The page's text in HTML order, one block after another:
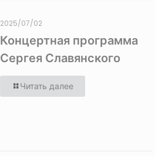
2025/07/02
Концертная программа
Сергея Славянского
Читать далее